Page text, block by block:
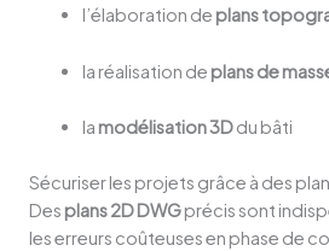
l’élaboration de plans
la réalisation de plans de
la modélisation 3Ddu bâti
Sécuriser les projets grâce à des
Des plans 2D DWGprécis sont
les erreurs coûteuses en phase de